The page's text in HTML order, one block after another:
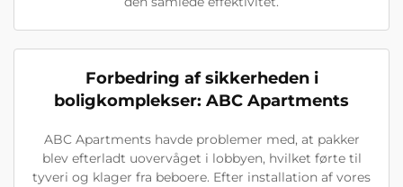
Forbedring af sikkerheden i
boligkomplekser: ABC Apartments
ABC Apartments havde problemer med, at pakker
blev efterladt uovervåget i lobbyen, hvilket førte til
tyveri og klager fra beboere. Efter installation af vores